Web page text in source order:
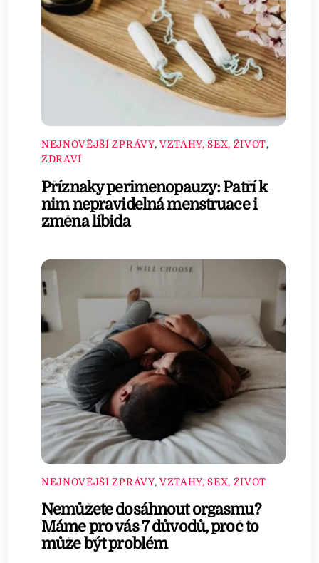
NEJNOVĚJŠÍ ZPRÁVY, VZTAHY, SEX, ŽIVOT,
ZDRAVÍ
Příznaky perimenopauzy: Patří k
nim nepravidelná menstruace i
změna libida
NEJNOVĚJŠÍ ZPRÁVY, VZTAHY, SEX, ŽIVOT
Nemůžete dosáhnout orgasmu?
Máme pro vás 7 důvodů, proč to
může být problém